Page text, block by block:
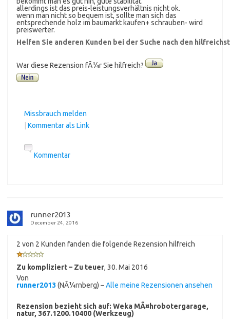
allerdings ist das preis-leistungsverhältnis nicht ok.
wenn man nicht so bequem ist, sollte man sich das
entsprechende holz im baumarkt kaufen+ schrauben- wird
preiswerter.
Helfen Sie anderen Kunden bei der Suche nach den
War diese Rezension fÃ¼r Sie hilfreich?
Missbrauch melden
Kommentar als Link
Kommentar
runner2013
December 24, 2016
2 von 2 Kunden fanden die folgende Rezension hilfreich
Zu kompliziert – Zu teuer, 30. Mai 2016
Von
runner2013 (NÃ¼rnberg) –Alle meine Rezensionen ansehen
Rezension bezieht sich auf: Weka MÃ¤hrobotergarage,
natur, 367.1200.10400 (Werkzeug)